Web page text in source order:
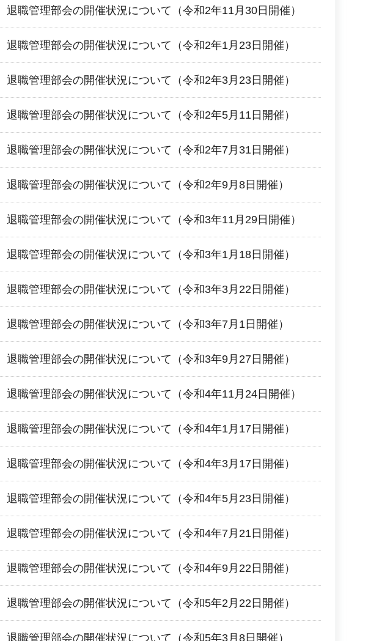
退職管理部会の開催状況について（令和2年11月30日開催）
退職管理部会の開催状況について（令和2年1月23日開催）
退職管理部会の開催状況について（令和2年3月23日開催）
退職管理部会の開催状況について（令和2年5月11日開催）
退職管理部会の開催状況について（令和2年7月31日開催）
退職管理部会の開催状況について（令和2年9月8日開催）
退職管理部会の開催状況について（令和3年11月29日開催）
退職管理部会の開催状況について（令和3年1月18日開催）
退職管理部会の開催状況について（令和3年3月22日開催）
退職管理部会の開催状況について（令和3年7月1日開催）
退職管理部会の開催状況について（令和3年9月27日開催）
退職管理部会の開催状況について（令和4年11月24日開催）
退職管理部会の開催状況について（令和4年1月17日開催）
退職管理部会の開催状況について（令和4年3月17日開催）
退職管理部会の開催状況について（令和4年5月23日開催）
退職管理部会の開催状況について（令和4年7月21日開催）
退職管理部会の開催状況について（令和4年9月22日開催）
退職管理部会の開催状況について（令和5年2月22日開催）
退職管理部会の開催状況について（令和5年3月8日開催）